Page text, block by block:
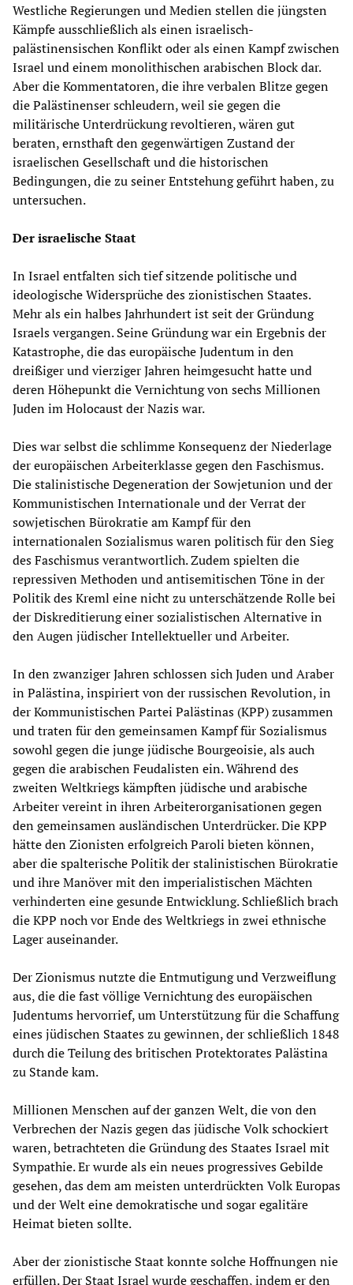
Westliche Regierungen und Medien stellen die jüngsten
Kämpfe ausschließlich als einen israelisch-
palästinensischen Konflikt oder als einen Kampf zwischen
Israel und einem monolithischen arabischen Block dar.
Aber die Kommentatoren, die ihre verbalen Blitze gegen
die Palästinenser schleudern, weil sie gegen die
militärische Unterdrückung revoltieren, wären gut
beraten, ernsthaft den gegenwärtigen Zustand der
israelischen Gesellschaft und die historischen
Bedingungen, die zu seiner Entstehung geführt haben, zu
untersuchen.
Der israelische Staat
In Israel entfalten sich tief sitzende politische und
ideologische Widersprüche des zionistischen Staates.
Mehr als ein halbes Jahrhundert ist seit der Gründung
Israels vergangen. Seine Gründung war ein Ergebnis der
Katastrophe, die das europäische Judentum in den
dreißiger und vierziger Jahren heimgesucht hatte und
deren Höhepunkt die Vernichtung von sechs Millionen
Juden im Holocaust der Nazis war.
Dies war selbst die schlimme Konsequenz der Niederlage
der europäischen Arbeiterklasse gegen den Faschismus.
Die stalinistische Degeneration der Sowjetunion und der
Kommunistischen Internationale und der Verrat der
sowjetischen Bürokratie am Kampf für den
internationalen Sozialismus waren politisch für den Sieg
des Faschismus verantwortlich. Zudem spielten die
repressiven Methoden und antisemitischen Töne in der
Politik des Kreml eine nicht zu unterschätzende Rolle bei
der Diskreditierung einer sozialistischen Alternative in
den Augen jüdischer Intellektueller und Arbeiter.
In den zwanziger Jahren schlossen sich Juden und Araber
in Palästina, inspiriert von der russischen Revolution, in
der Kommunistischen Partei Palästinas (KPP) zusammen
und traten für den gemeinsamen Kampf für Sozialismus
sowohl gegen die junge jüdische Bourgeoisie, als auch
gegen die arabischen Feudalisten ein. Während des
zweiten Weltkriegs kämpften jüdische und arabische
Arbeiter vereint in ihren Arbeiterorganisationen gegen
den gemeinsamen ausländischen Unterdrücker. Die KPP
hätte den Zionisten erfolgreich Paroli bieten können,
aber die spalterische Politik der stalinistischen Bürokratie
und ihre Manöver mit den imperialistischen Mächten
verhinderten eine gesunde Entwicklung. Schließlich brach
die KPP noch vor Ende des Weltkriegs in zwei ethnische
Lager auseinander.
Der Zionismus nutzte die Entmutigung und Verzweiflung
aus, die die fast völlige Vernichtung des europäischen
Judentums hervorrief, um Unterstützung für die Schaffung
eines jüdischen Staates zu gewinnen, der schließlich 1848
durch die Teilung des britischen Protektorates Palästina
zu Stande kam.
Millionen Menschen auf der ganzen Welt, die von den
Verbrechen der Nazis gegen das jüdische Volk schockiert
waren, betrachteten die Gründung des Staates Israel mit
Sympathie. Er wurde als ein neues progressives Gebilde
gesehen, das dem am meisten unterdrückten Volk Europas
und der Welt eine demokratische und sogar egalitäre
Heimat bieten sollte.
Aber der zionistische Staat konnte solche Hoffnungen nie
erfüllen. Der Staat Israel wurde geschaffen, indem er den